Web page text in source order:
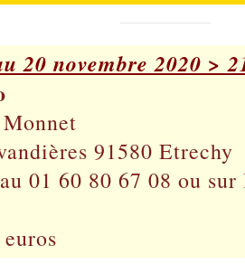
20 novembre 2020 >
91580 Etrechy
01 60 80 67 08 ou